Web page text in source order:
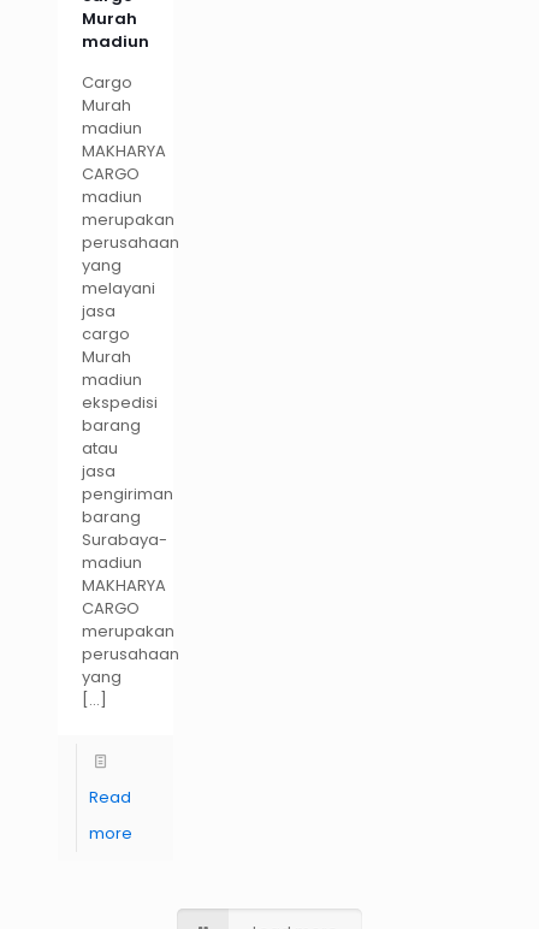
Murah
madiun
Cargo
Murah
madiun
MAKHARYA
CARGO
madiun
merupakan
perusahaan
yang
melayani
jasa
cargo
Murah
madiun
ekspedisi
barang
atau
jasa
pengiriman
barang
Surabaya-
madiun
MAKHARYA
CARGO
merupakan
perusahaan
yang
[…]
Read
more